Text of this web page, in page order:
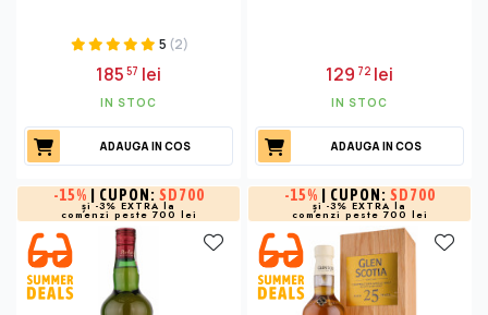
5 (2)
18557 lei
IN STOC
ADAUGA IN COS
129 72 lei
IN STOC
ADAUGA IN COS
-15% | CUPON: SD700
și -3% EXTRA la
comenzi peste 700 lei
-15% | CUPON: SD700
și -3% EXTRA la
comenzi peste 700 lei